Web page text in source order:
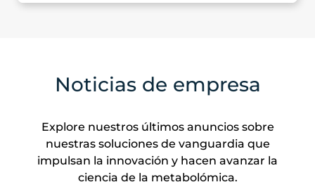
Noticias de empresa
Explore nuestros últimos anuncios sobre
nuestras soluciones de vanguardia que
impulsan la innovación y hacen avanzar la
ciencia de la metabolómica.